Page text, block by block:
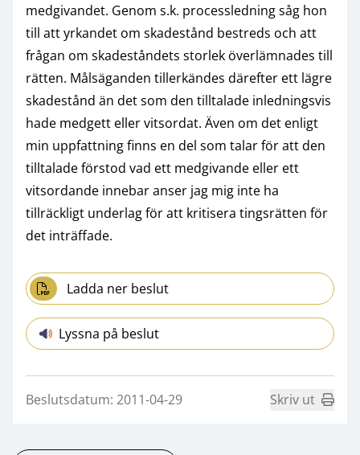
medgivandet. Genom s.k. processledning såg hon
till att yrkandet om skadestånd bestreds och att
frågan om skadeståndets storlek överlämnades till
rätten. Målsäganden tillerkändes därefter ett lägre
skadestånd än det som den tilltalade inledningsvis
hade medgett eller vitsordat. Även om det enligt
min uppfattning finns en del som talar för att den
tilltalade förstod vad ett medgivande eller ett
vitsordande innebar anser jag mig inte ha
tillräckligt underlag för att kritisera tingsrätten för
det inträffade.
Ladda ner beslut
Lyssna på beslut
Beslutsdatum: 2011-04-29 Skriv ut